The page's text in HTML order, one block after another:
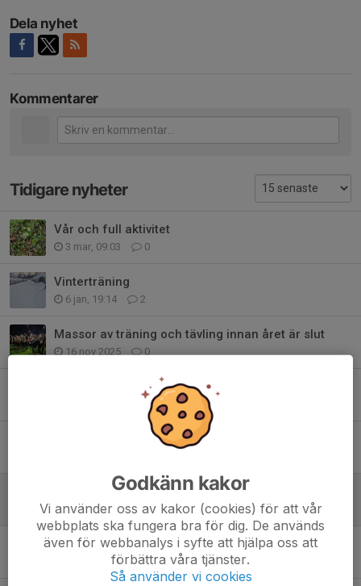
Dela nyhet
Kommentarer
Tidigare nyheter
Vår och full aktivitet
3 mar, 09:03 0
Vinterträning
6 jan, 19:14 2
Massor av träning och tävling innan året är slut
16 nov 2025 0
Sommarträning och höstupptakt
Dagens träningsfokus
Dagens träning: Skogs8
10 okt 2024 0
Träningsfokus 3 oktober
3 okt 2024 0
Godkänn kakor
Vi använder oss av kakor (cookies) för att vår
webbplats ska fungera bra för dig. De används
även för webbanalys i syfte att hjälpa oss att
förbättra våra tjänster.
Så använder vi cookies